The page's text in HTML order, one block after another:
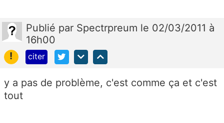
Publié par Spectrpreum le 02/03/2011 à
16h00
!
citer
y a pas de problème, c'est comme ça et c'est
tout